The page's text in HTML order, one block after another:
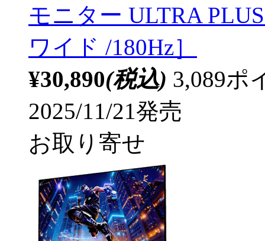
モニター ULTRA
ワイド /180Hz］
¥30,890(税込) 3,089ポ
2025/11/21発売
お取り寄せ